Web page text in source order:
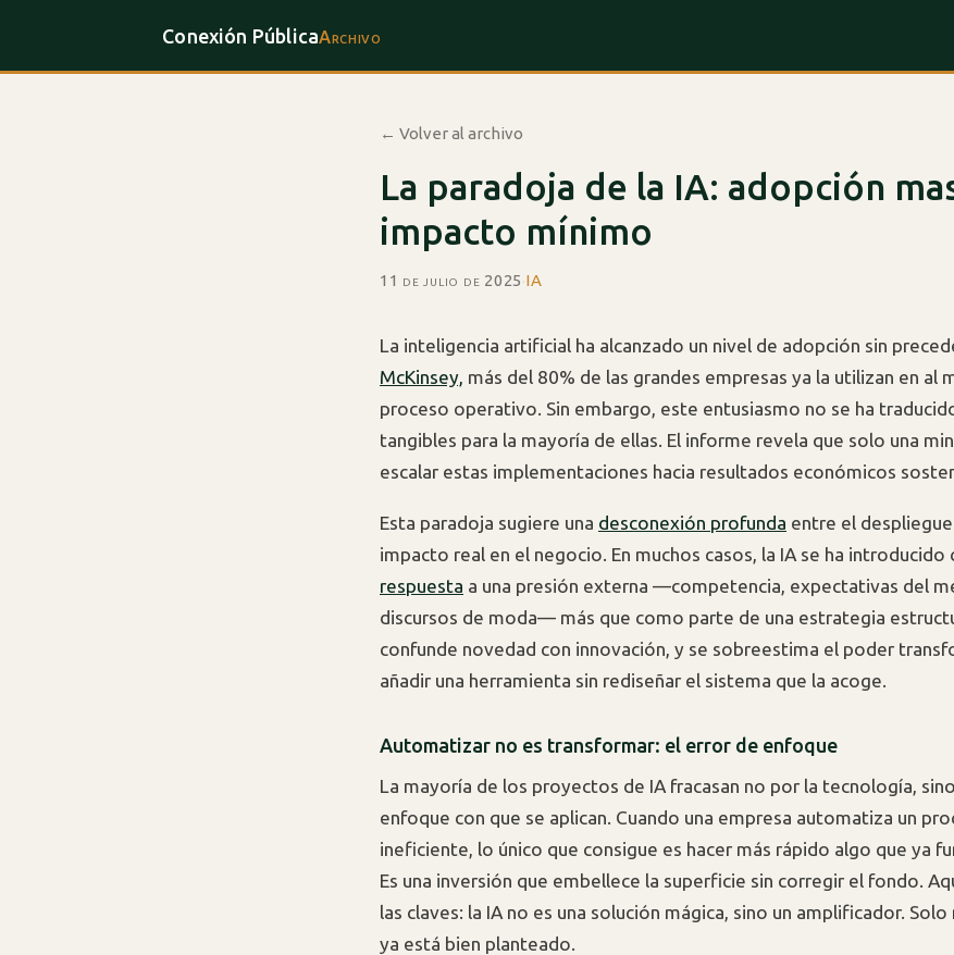
Conexión PúblicaArchivo
← Volver al archivo
La paradoja de la IA: adopción
impacto mínimo
11 de julio de 2025·IA
La inteligencia artificial ha alcanzado un nivel de adopción sin
McKinsey, más del 80% de las grandes empresas ya la utilizan en al
proceso operativo. Sin embargo, este entusiasmo no se ha
tangibles para la mayoría de ellas. El informe revela que solo una
escalar estas implementaciones hacia resultados económicos
Esta paradoja sugiere una desconexión profunda entre el
impacto real en el negocio. En muchos casos, la IA se ha introducido
respuesta a una presión externa —competencia, expectativas del
discursos de moda— más que como parte de una estrategia
confunde novedad con innovación, y se sobreestima el poder
añadir una herramienta sin rediseñar el sistema que la acoge.
Automatizar no es transformar: el error de enfoque
La mayoría de los proyectos de IA fracasan no por la tecnología,
enfoque con que se aplican. Cuando una empresa automatiza un
ineficiente, lo único que consigue es hacer más rápido algo que ya
Es una inversión que embellece la superficie sin corregir el fondo.
las claves: la IA no es una solución mágica, sino un amplificador.
ya está bien planteado.